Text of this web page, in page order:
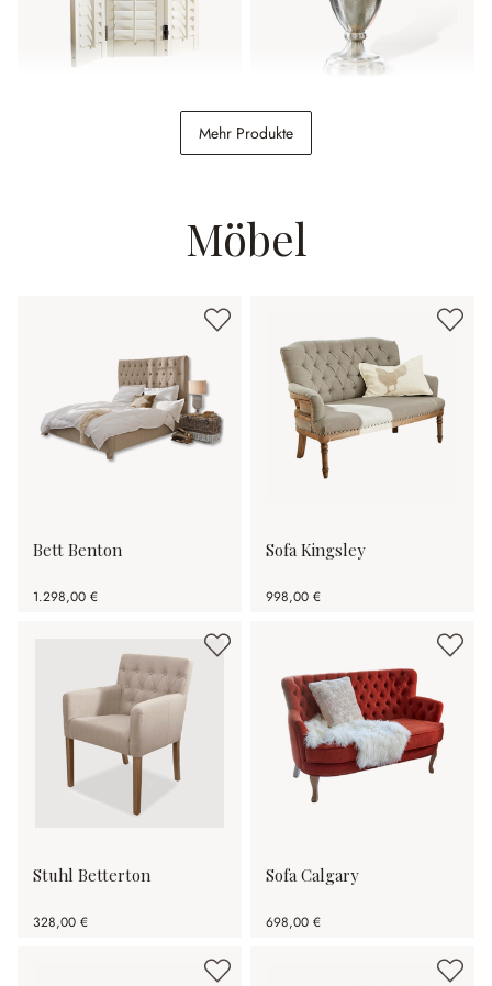
Vase Gilberta
Mehr Produkte
Möbel
Bett Benton
1.298,00 €
Sofa Kingsley
998,00 €
Stuhl Betterton
328,00 €
Sofa Calgary
698,00 €